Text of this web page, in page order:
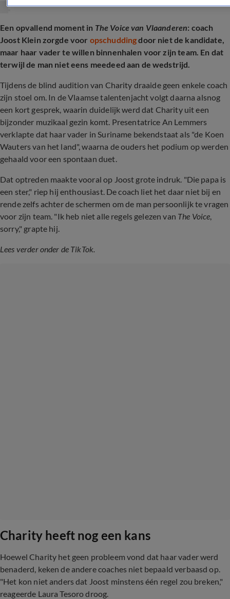
Een opvallend moment in The Voice van Vlaanderen: coach
Joost Klein zorgde voor opschuddingdoor niet de kandidate,
maar haar vader te willen binnenhalen voor zijn team. En dat
terwijl de man niet eens meedeed aan de wedstrijd.
Tijdens de blind audition van Charity draaide geen enkele coach
zijn stoel om. In de Vlaamse talentenjacht volgt daarna alsnog
een kort gesprek, waarin duidelijk werd dat Charity uit een
bijzonder muzikaal gezin komt. Presentatrice An Lemmers
verklapte dat haar vader in Suriname bekendstaat als "de Koen
Wauters van het land", waarna de ouders het podium op werden
gehaald voor een spontaan duet.
Dat optreden maakte vooral op Joost grote indruk. "Die papa is
een ster," riep hij enthousiast. De coach liet het daar niet bij en
rende zelfs achter de schermen om de man persoonlijk te vragen
voor zijn team. "Ik heb niet alle regels gelezen van The Voice,
sorry," grapte hij.
Lees verder onder de TikTok.
Charity heeft nog een kans
Hoewel Charity het geen probleem vond dat haar vader werd
benaderd, keken de andere coaches niet bepaald verbaasd op.
"Het kon niet anders dat Joost minstens één regel zou breken,"
reageerde Laura Tesoro droog.